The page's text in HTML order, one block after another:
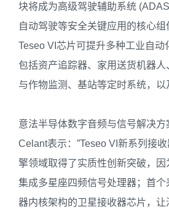
块将成为高级驾驶辅助系统
自动驾驶等安全关键应用的核心组
Teseo VI芯片可提升多种工业自动
包括资产追踪器、家用送货机器
与作物监测、基站等定时系统，以
意法半导体数字音频与信号解决
Celant表示：”Teseo VI新系列接
擎领域取得了实质性创新突破，
集成多星座四频信号处理器；首
器内核架构的卫星接收器芯片，